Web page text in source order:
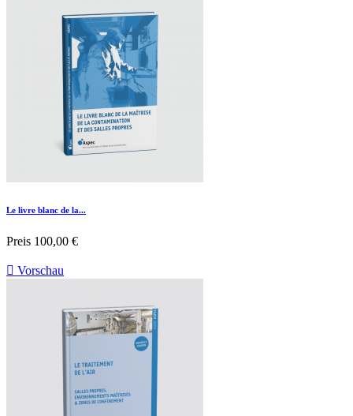
Le livre blanc de la...
Preis 100,00 €
 Vorschau